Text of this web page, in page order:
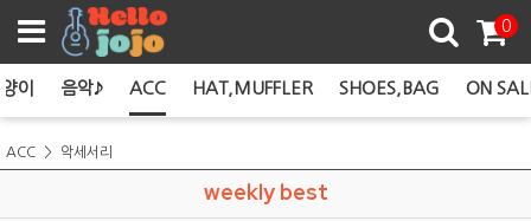
0
이 음악♪ ACC HAT,MUFFLER SHOES,BAG ON
ACC 악세서리
weekly best